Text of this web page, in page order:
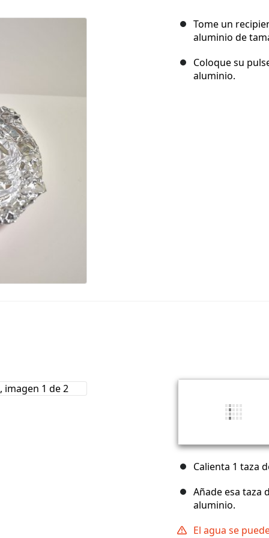
Tome un
aluminio de
Coloque su
aluminio.
Calienta 1 taza
Añade esa taza
aluminio.
El agua se